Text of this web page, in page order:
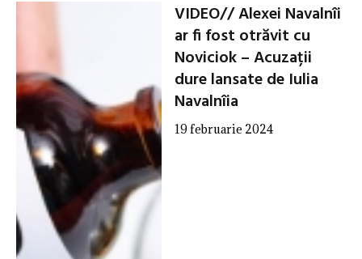
VIDEO// Alexei Navalnîi
ar fi fost otrăvit cu
Noviciok – Acuzații
dure lansate de Iulia
Navalnîia
19 februarie 2024